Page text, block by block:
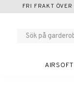
FRI FRAKT
AIRSOFT